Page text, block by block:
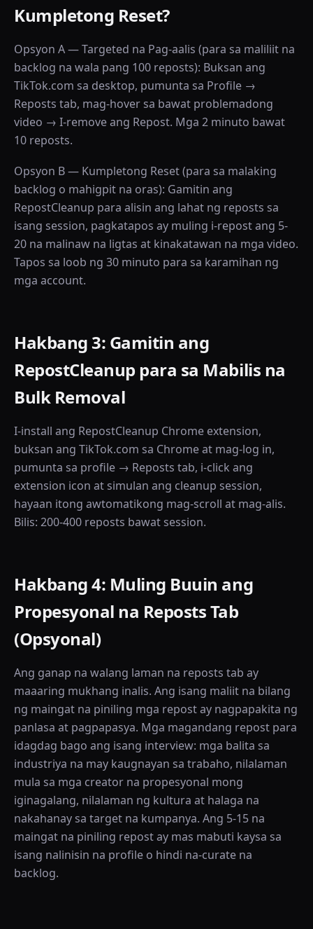
Kumpletong Reset?
Opsyon A — Targeted na Pag-aalis (para sa maliliit na
backlog na wala pang 100 reposts): Buksan ang
TikTok.com sa desktop, pumunta sa Profile →
Reposts tab, mag-hover sa bawat problemadong
video → I-remove ang Repost. Mga 2 minuto bawat
10 reposts.
Opsyon B — Kumpletong Reset (para sa malaking
backlog o mahigpit na oras): Gamitin ang
RepostCleanup para alisin ang lahat ng reposts sa
isang session, pagkatapos ay muling i-repost ang 5-
20 na malinaw na ligtas at kinakatawan na mga video.
Tapos sa loob ng 30 minuto para sa karamihan ng
mga account.
Hakbang 3: Gamitin ang
RepostCleanup para sa Mabilis na
Bulk Removal
I-install ang RepostCleanup Chrome extension,
buksan ang TikTok.com sa Chrome at mag-log in,
pumunta sa profile → Reposts tab, i-click ang
extension icon at simulan ang cleanup session,
hayaan itong awtomatikong mag-scroll at mag-alis.
Bilis: 200-400 reposts bawat session.
Hakbang 4: Muling Buuin ang
Propesyonal na Reposts Tab
(Opsyonal)
Ang ganap na walang laman na reposts tab ay
maaaring mukhang inalis. Ang isang maliit na bilang
ng maingat na piniling mga repost ay nagpapakita ng
panlasa at pagpapasya. Mga magandang repost para
idagdag bago ang isang interview: mga balita sa
industriya na may kaugnayan sa trabaho, nilalaman
mula sa mga creator na propesyonal mong
iginagalang, nilalaman ng kultura at halaga na
nakahanay sa target na kumpanya. Ang 5-15 na
maingat na piniling repost ay mas mabuti kaysa sa
isang nalinisin na profile o hindi na-curate na
backlog.